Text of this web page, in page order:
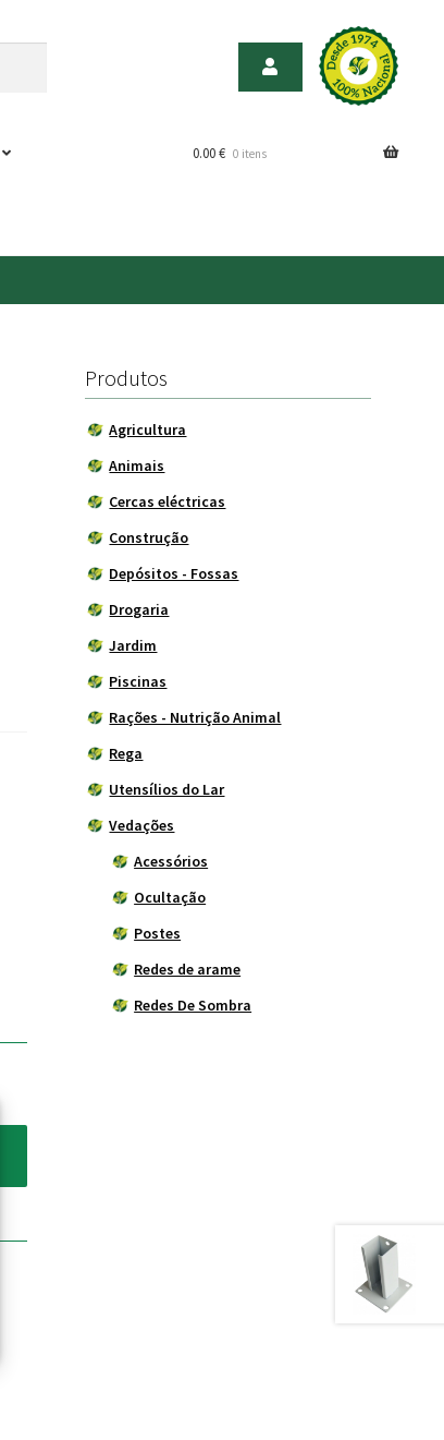
0.00€ 0 itens
Produtos
Agricultura
Animais
Cercas eléctricas
Construção
Depósitos - Fossas
Drogaria
Jardim
Piscinas
Rações - Nutrição Animal
Rega
Utensílios do Lar
Vedações
Acessórios
Ocultação
Postes
Redes de arame
Redes De Sombra